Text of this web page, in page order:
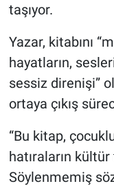
taşıyor.
Yazar, kitabını
hayatların,
sessiz direnişi”
ortaya çıkış
“Bu kitap,
hatıraların
Söylenmemiş
Politika
Magazin
Haberde